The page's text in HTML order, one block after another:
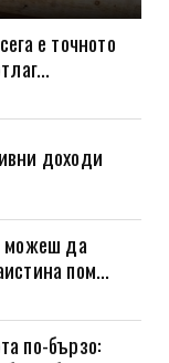
е точното
доходи
можеш да
пом...
по-бързо: